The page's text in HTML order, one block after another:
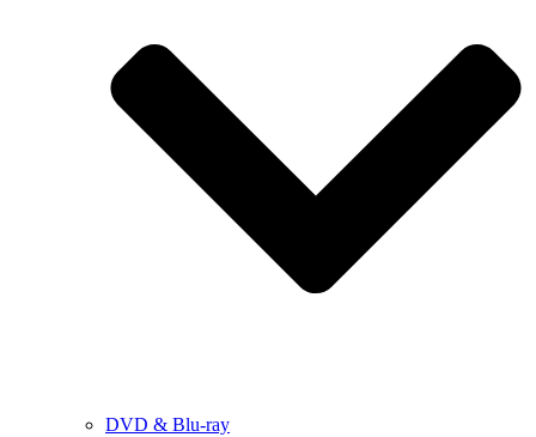
DVD & Blu-ray